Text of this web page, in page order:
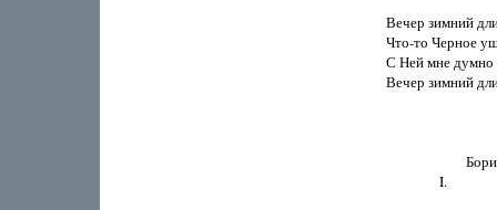
Вечер зимний
Что-то Черное
С Ней мне думно
Вечер зимний
                I.